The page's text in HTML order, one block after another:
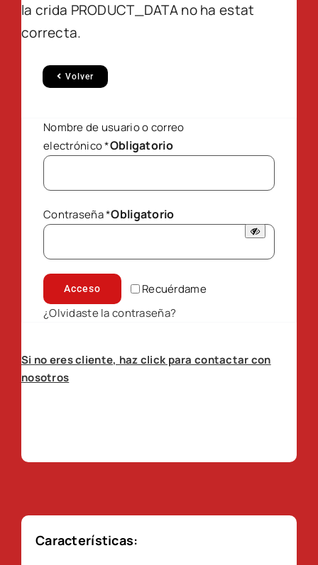
la crida PRODUCT_DATA no ha estat
correcta.
Volver
Nombre de usuario o correo
electrónico*Obligatorio
Contraseña*Obligatorio
Recuérdame
Acceso
¿Olvidaste la contraseña?
Si no eres cliente, haz click para contactar con
nosotros
Características: